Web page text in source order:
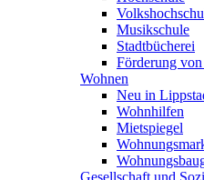
Musikschule
Stadtbücherei
Förderung
Wohnen
Neu in
Wohnhilfen
Mietspiegel
Gesellschaft und